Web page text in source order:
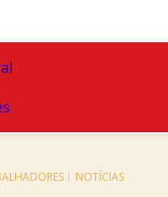
NOTÍCIAS